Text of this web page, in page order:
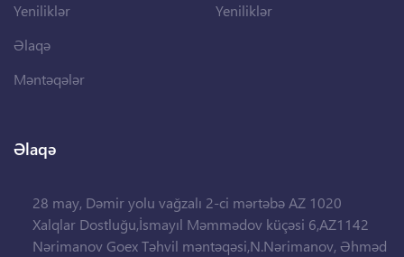
Yeniliklər
Əlaqə
Məntəqələr
Yeniliklər
Əlaqə
28 may, Dəmir yolu vağzalı 2-ci mərtəbə AZ 1020
Xalqlar Dostluğu,İsmayıl Məmmədov küçəsi 6,AZ1142
Nərimanov Goex Təhvil məntəqəsi,N.Nərimanov, Əhməd